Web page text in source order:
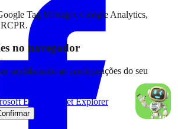
Tag Manager, Google Analytics,
no navegador
modificando as configurações do seu
Edge Internet Explorer